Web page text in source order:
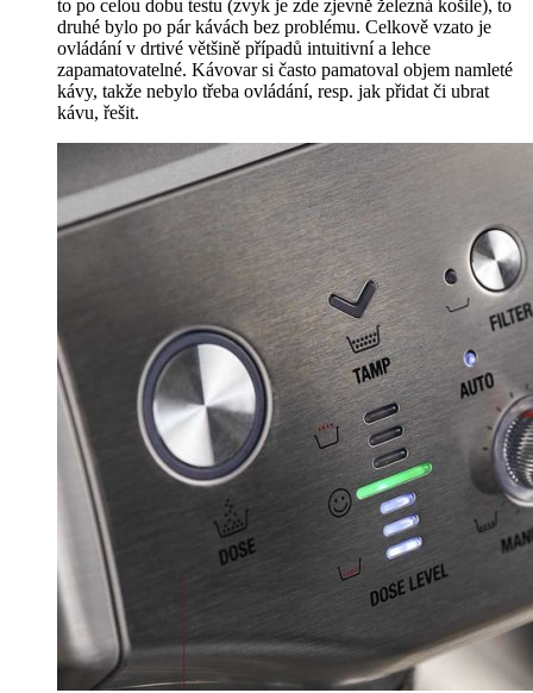
to po celou dobu testu (zvyk je zde zjevně železná košile), to
druhé bylo po pár kávách bez problému. Celkově vzato je
ovládání v drtivé většině případů intuitivní a lehce
zapamatovatelné. Kávovar si často pamatoval objem namleté
kávy, takže nebylo třeba ovládání, resp. jak přidat či ubrat
kávu, řešit.